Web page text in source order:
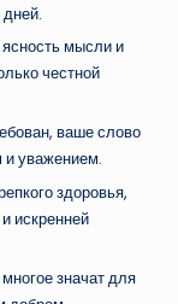
мысли и
честной
ваше слово
уважением.
здоровья,
искренней
значат для